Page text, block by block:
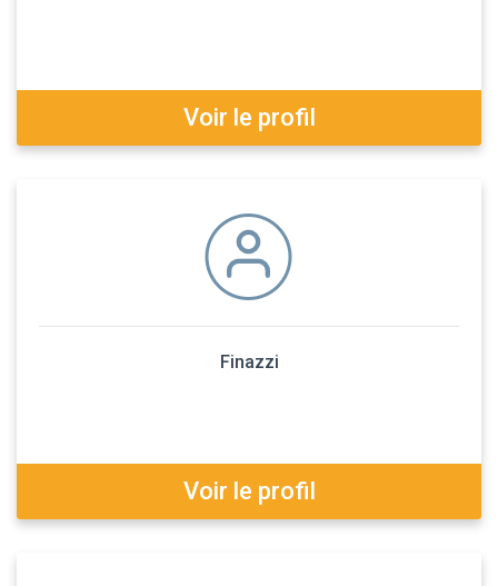
Voir le profil
Finazzi
Voir le profil